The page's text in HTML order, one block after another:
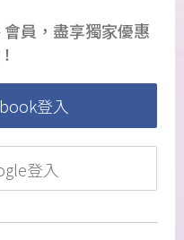
員，盡享獨家優惠
登入
登入